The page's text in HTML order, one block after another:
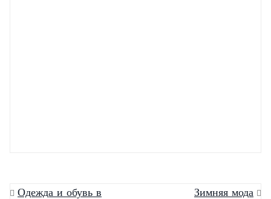
Одежда и обувь в
Зимняя мода